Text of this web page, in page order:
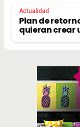
Actualidad
Plan de
quieran crear